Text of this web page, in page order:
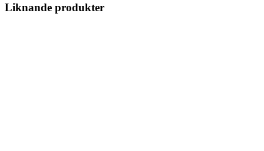
Liknande produkter